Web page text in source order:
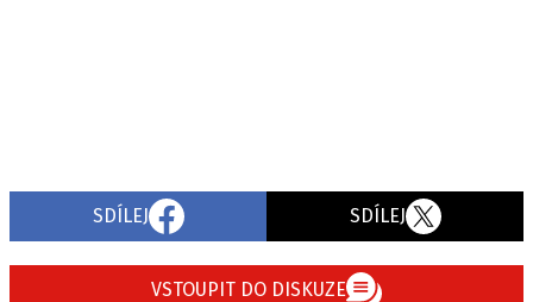
SDÍLEJ SDÍLEJ
VSTOUPIT DO DISKUZE